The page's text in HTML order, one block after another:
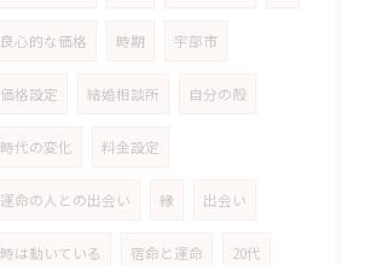
良心的な価格 時期 宇部市
価格設定 結婚相談所 自分の殻
時代の変化 料金設定
運命の人との出会い 縁 出会い
時は動いている 宿命と運命 20代